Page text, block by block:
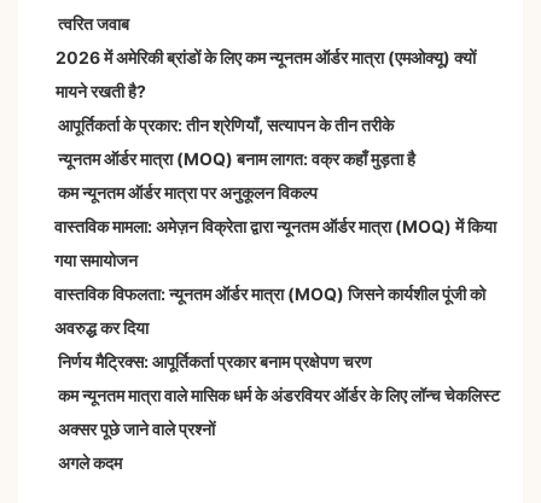
त्वरित जवाब
2026 में अमेरिकी ब्रांडों के लिए कम न्यूनतम ऑर्डर मात्रा (एमओक्यू) क्यों
मायने रखती है?
आपूर्तिकर्ता के प्रकार: तीन श्रेणियाँ, सत्यापन के तीन तरीके
न्यूनतम ऑर्डर मात्रा (MOQ) बनाम लागत: वक्र कहाँ मुड़ता है
कम न्यूनतम ऑर्डर मात्रा पर अनुकूलन विकल्प
वास्तविक मामला: अमेज़न विक्रेता द्वारा न्यूनतम ऑर्डर मात्रा (MOQ) में किया
गया समायोजन
वास्तविक विफलता: न्यूनतम ऑर्डर मात्रा (MOQ) जिसने कार्यशील पूंजी को
अवरुद्ध कर दिया
निर्णय मैट्रिक्स: आपूर्तिकर्ता प्रकार बनाम प्रक्षेपण चरण
कम न्यूनतम मात्रा वाले मासिक धर्म के अंडरवियर ऑर्डर के लिए लॉन्च चेकलिस्ट
अक्सर पूछे जाने वाले प्रश्नों
अगले कदम